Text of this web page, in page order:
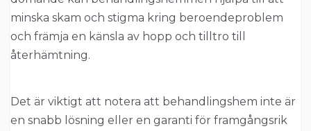
minska skam och stigma kring beroendeproblem
och främja en känsla av hopp och tilltro till
återhämtning.
Det är viktigt att notera att behandlingshem inte är
en snabb lösning eller en garanti för framgångsrik